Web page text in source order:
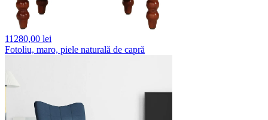
11280,00 lei
Fotoliu, maro, piele naturală de capră